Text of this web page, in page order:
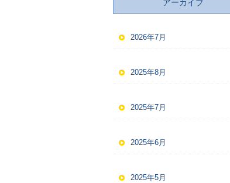
アーカイブ
2026年7月
2025年8月
2025年7月
2025年6月
2025年5月